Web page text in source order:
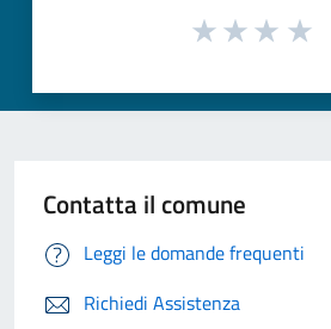
Contatta il comune
Leggi le domande frequenti
Richiedi Assistenza